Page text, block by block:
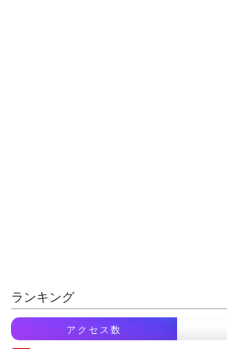
ランキング
アクセス数